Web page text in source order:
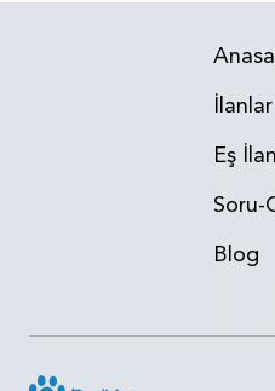
İlanlar
Eş
Soru-
Blog